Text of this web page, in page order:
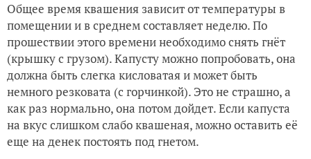
Общее время квашения зависит от температуры в
помещении и в среднем составляет неделю. По
прошествии этого времени необходимо снять гнёт
(крышку с грузом). Капусту можно попробовать, она
должна быть слегка кисловатая и может быть
немного резковата (с горчинкой). Это не страшно, а
как раз нормально, она потом дойдет. Если капуста
на вкус слишком слабо квашеная, можно оставить её
еще на денек постоять под гнетом.